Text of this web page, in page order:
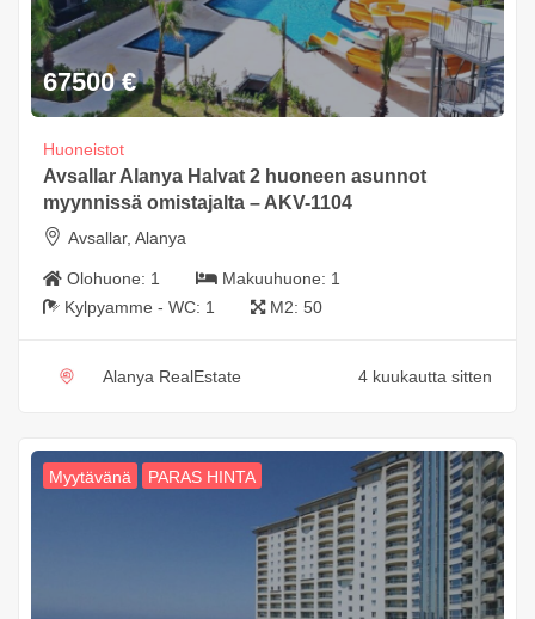
67500 €
Huoneistot
Avsallar Alanya Halvat 2 huoneen asunnot
myynnissä omistajalta – AKV-1104
Avsallar, Alanya
Olohuone: 1 Makuuhuone: 1
Kylpyamme - WC: 1 M2: 50
Alanya RealEstate 4 kuukautta sitten
Myytävänä PARAS HINTA